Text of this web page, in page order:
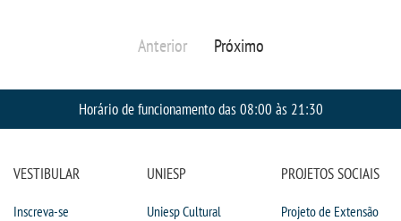
Anterior Próximo
Horário de funcionamento das 08:00 às 21:30
VESTIBULAR
Inscreva-se
UNIESP
Uniesp Cultural
PROJETOS SOCIAIS
Projeto de Extensão